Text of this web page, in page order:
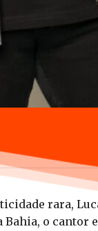
rara,
Bahia, o cantor